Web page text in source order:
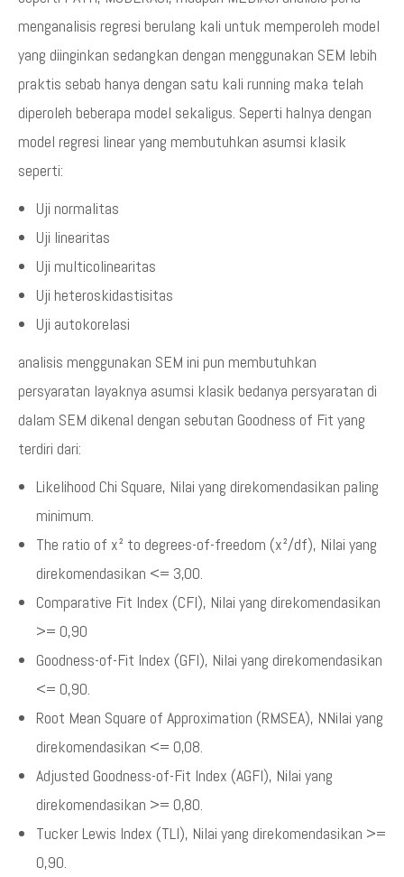
menganalisis regresi berulang kali untuk memperoleh model
yang diinginkan sedangkan dengan menggunakan SEM lebih
praktis sebab hanya dengan satu kali running maka telah
diperoleh beberapa model sekaligus. Seperti halnya dengan
model regresi linear yang membutuhkan asumsi klasik
seperti:
Uji normalitas
Uji linearitas
Uji multicolinearitas
Uji heteroskidastisitas
Uji autokorelasi
analisis menggunakan SEM ini pun membutuhkan
persyaratan layaknya asumsi klasik bedanya persyaratan di
dalam SEM dikenal dengan sebutan Goodness of Fit yang
terdiri dari:
Likelihood Chi Square, Nilai yang direkomendasikan paling
minimum.
The ratio of x² to degrees-of-freedom (x²/df), Nilai yang
direkomendasikan <= 3,00.
Comparative Fit Index (CFI), Nilai yang direkomendasikan
>= 0,90
Goodness-of-Fit Index (GFI), Nilai yang direkomendasikan
<= 0,90.
Root Mean Square of Approximation (RMSEA), NNilai yang
direkomendasikan <= 0,08.
Adjusted Goodness-of-Fit Index (AGFI), Nilai yang
direkomendasikan >= 0,80.
Tucker Lewis Index (TLI), Nilai yang direkomendasikan >=
0,90.